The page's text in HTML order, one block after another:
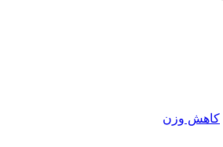
كاهش وزن